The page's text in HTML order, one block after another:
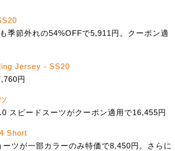
季節外れの54%OFFで5,911円。クーポン適
Jersey - SS20
円
スピードスーツがクーポン適用で16,455円
Short
ツが一部カラーのみ特価で8,450円。さらに